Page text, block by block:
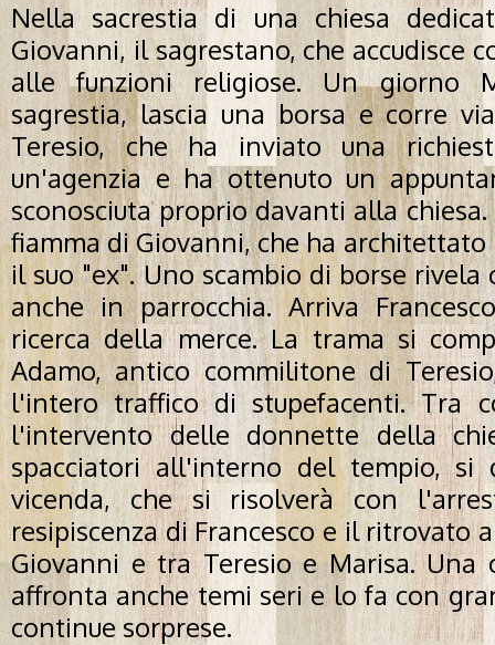
Nella sacrestia di una chiesa
Giovanni, il sagrestano, che accudisce
alle funzioni religiose. Un giorno
sagrestia, lascia una borsa e corre
Teresio, che ha inviato una
un'agenzia e ha ottenuto un
sconosciuta proprio davanti alla
fiamma di Giovanni, che ha
il suo "ex". Uno scambio di borse
anche in parrocchia. Arriva
ricerca della merce. La trama si
Adamo, antico commilitone di
l'intero traffico di stupefacenti. Tra
l'intervento delle donnette della
spacciatori all'interno del tempio, si
vicenda, che si risolverà con
resipiscenza di Francesco e il ritrovato
Giovanni e tra Teresio e Marisa. Una
affronta anche temi seri e lo fa con
continue sorprese.